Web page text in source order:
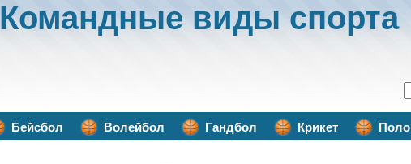
Командные виды спорта
Бейсбол Волейбол Гандбол Крикет Поло